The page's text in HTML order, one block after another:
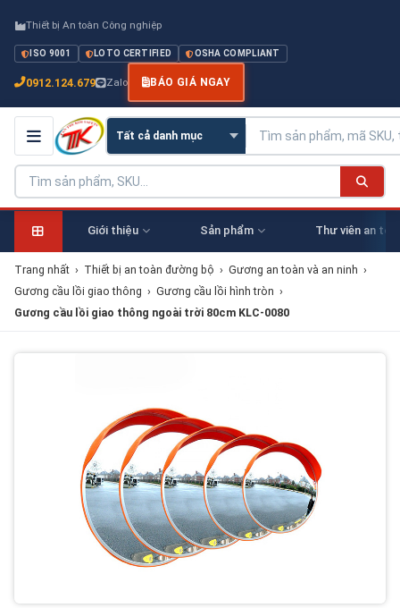
Thiết bị An toàn Công nghiệp
ISO 9001 LOTO CERTIFIED OSHA COMPLIANT
0912.124.679 Zalo BÁO GIÁ NGAY
Giới thiệu Sản phẩm Thư viên an
Trang nhất › Thiết bị an toàn đường bộ › Gương an toàn và an ninh ›
Gương cầu lồi giao thông › Gương cầu lồi hình tròn ›
Gương cầu lồi giao thông ngoài trời 80cm KLC-0080